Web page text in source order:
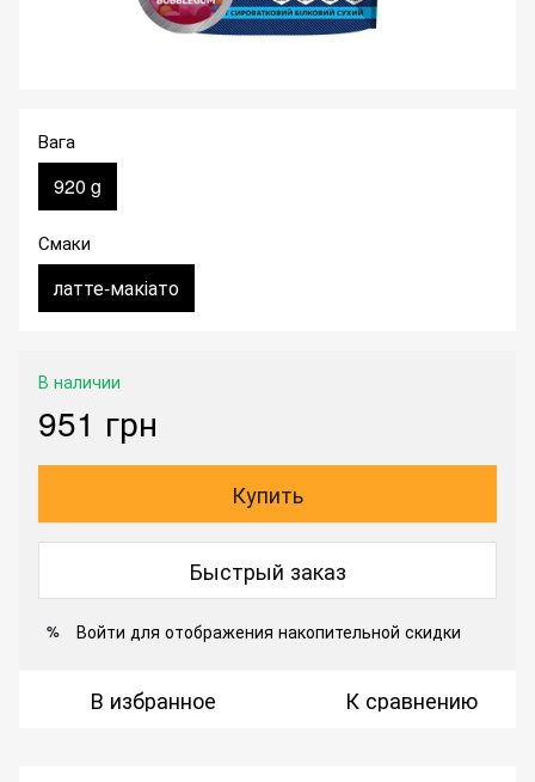
Вага
920 g
Смаки
латте-макіато
В наличии
951 грн
Купить
Быстрый заказ
% Войти для отображения накопительной скидки
В избранное К сравнению